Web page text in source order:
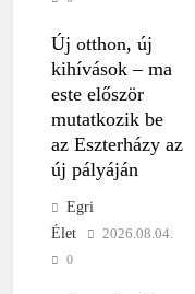
Új otthon, új
kihívások – ma
este először
mutatkozik be
az Eszterházy az
új pályáján
Egri
Élet
2026.08.04.
0